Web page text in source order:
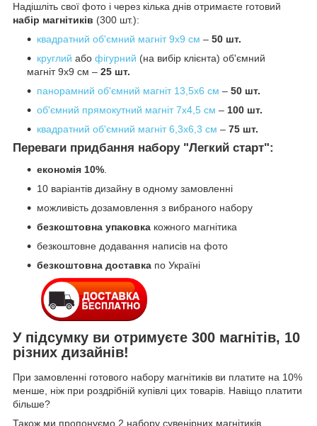
Надішліть свої фото і через кілька днів отримаєте готовий
набір магнітиків (300 шт.):
квадратний об'ємний магніт 9х9 см – 50 шт.
круглий або фігурний (на вибір клієнта) об'ємний
магніт 9х9 см – 25 шт.
панорамний об'ємний магніт 13,5х6 см – 50 шт.
об'ємний прямокутний магніт 7х4,5 см – 100 шт.
квадратний об'ємний магніт 6,3х6,3 см – 75 шт.
Переваги придбання набору "Легкий старт":
економія 10%.
10 варіантів дизайну в одному замовленні
можливість дозамовлення з вибраного набору
безкоштовна упаковка кожного магнітика
безкоштовне додавання написів на фото
безкоштовна доставка по Україні
У підсумку ви отримуєте 300 магнітів, 10
різних дизайнів!
При замовленні готового набору магнітиків ви платите на 10%
менше, ніж при роздрібній купівлі цих товарів. Навіщо платити
більше?
Також ми пропонуємо 2 набору сувенірних магнітиків